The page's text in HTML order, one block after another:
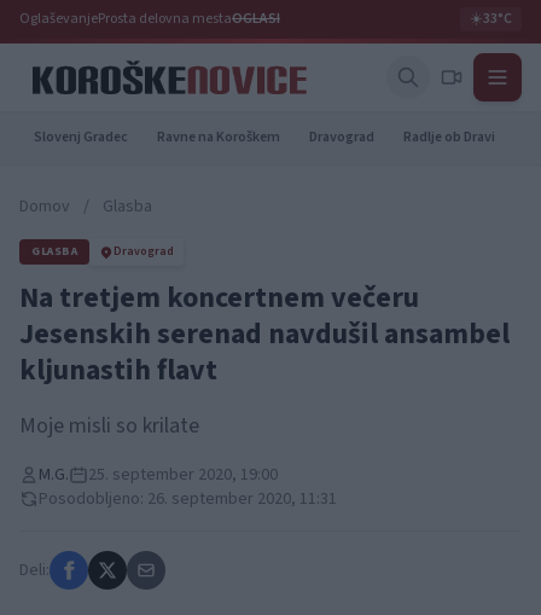
OglaševanjeProsta delovna mestaOGLASI ☀️33°C
Slovenj Gradec Ravne na Koroškem Dravograd Radlje ob Dravi
Domov / Glasba
GLASBA Dravograd
Na tretjem koncertnem večeru
Jesenskih serenad navdušil ansambel
kljunastih flavt
Moje misli so krilate
M.G.
25. september 2020, 19:00
Posodobljeno: 26. september 2020, 11:31
Deli: